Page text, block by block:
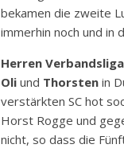
bekamen die zweite
immerhin noch und in
Herren
Oli und Thorsten in
verstärkten SC hot
Horst Rogge und
nicht, so dass die